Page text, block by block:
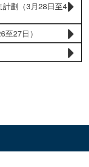
劃（3月28日至4
27日）